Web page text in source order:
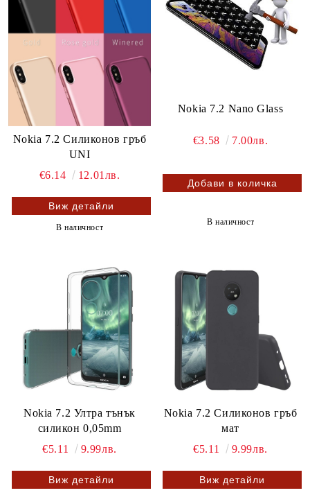
Nokia 7.2 Силиконов гръб
UNI
€6.14
12.01лв.
Виж детайли
В наличност
Nokia 7.2 Nano Glass
€3.58 7.00лв.
В наличност
Nokia 7.2 Ултра тънък
силикон 0,05mm
€5.11
9.99лв.
Виж детайли
Nokia 7.2 Силиконов гръб
мат
€5.11
9.99лв.
Виж детайли